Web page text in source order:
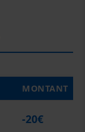
MONTANT
-20€